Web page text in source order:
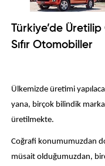
Türkiye’de
Sıfır Otomobiller
Ülkemizde üretimi
yana, birçok bilindik
üretilmekte.
Coğrafi konumumuzdan
müsait olduğumuzdan,